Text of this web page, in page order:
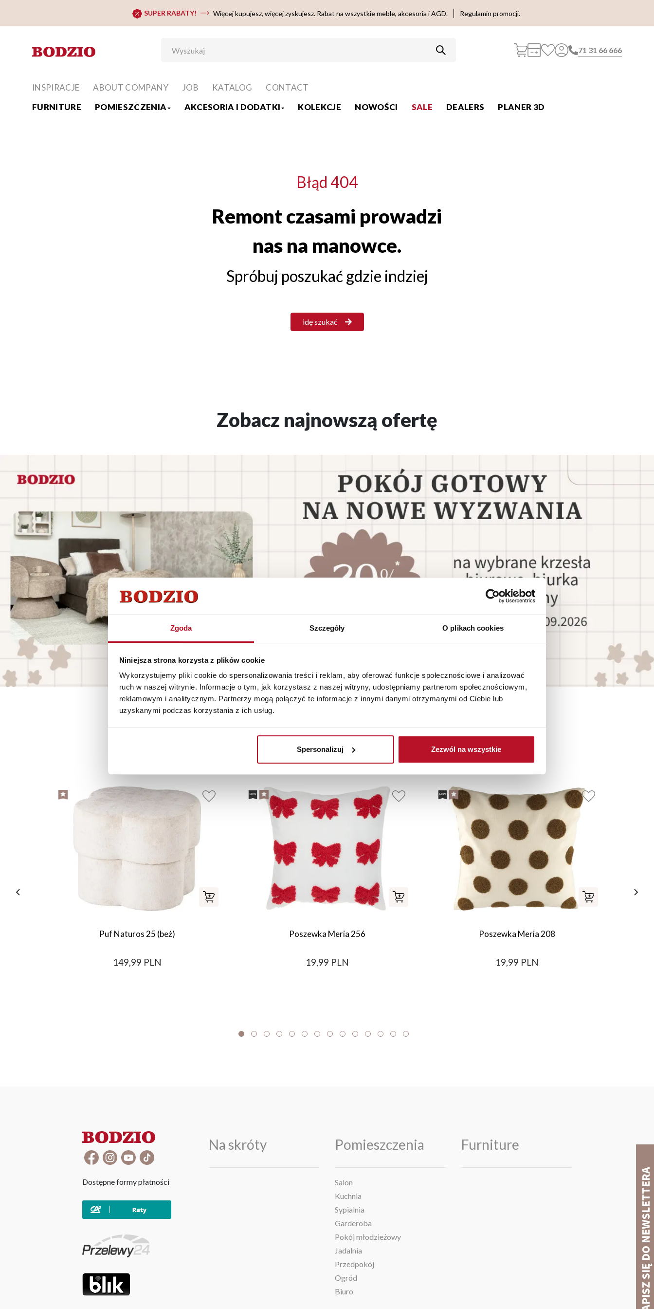
Zgoda Szczegóły O plikach cookies
Niniejsza strona korzysta z plików cookie
Wykorzystujemy pliki cookie do spersonalizowania treści i reklam, aby oferować funkcje społecznościowe i analizować
ruch w naszej witrynie. Informacje o tym, jak korzystasz z naszej witryny, udostępniamy partnerom społecznościowym,
reklamowym i analitycznym. Partnerzy mogą połączyć te informacje z innymi danymi otrzymanymi od Ciebie lub
uzyskanymi podczas korzystania z ich usług.
Spersonalizuj Zezwól na wszystkie
SUPER RABATY! Więcej kupujesz, więcej zyskujesz. Rabat na wszystkie meble, akcesoria i AGD. Regulamin promocji.
71 31 66 666
FURNITURE POMIESZCZENIA AKCESORIA I DODATKI KOLEKCJE NOWOŚCI SALE DEALERS PLANER 3D
INSPIRACJE ABOUT COMPANY JOB KATALOG CONTACT
Błąd 404
Remont czasami prowadzi
nas na manowce.
Spróbuj poszukać gdzie indziej
idę szukać
Zobacz najnowszą ofertę
Nowości
Puf Naturos 25 (beż)
149,99 PLN
Poszewka Meria 256
19,99 PLN
Poszewka Meria 208
19,99 PLN
Dostępne formy płatności
Na skróty Pomieszczenia
Salon
Kuchnia
Sypialnia
Garderoba
Pokój młodzieżowy
Jadalnia
Przedpokój
Ogród
Biuro
Furniture